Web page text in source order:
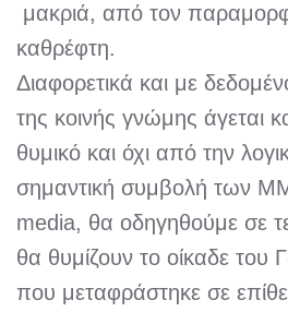
μακριά, από τον
καθρέφτη.
Διαφορετικά και με
της κοινής γνώμης άγεται
θυμικό και όχι από την
σημαντική συμβολή των
media, θα οδηγηθούμε σε
θα θυμίζουν το οίκαδε του
που μεταφράστηκε σε